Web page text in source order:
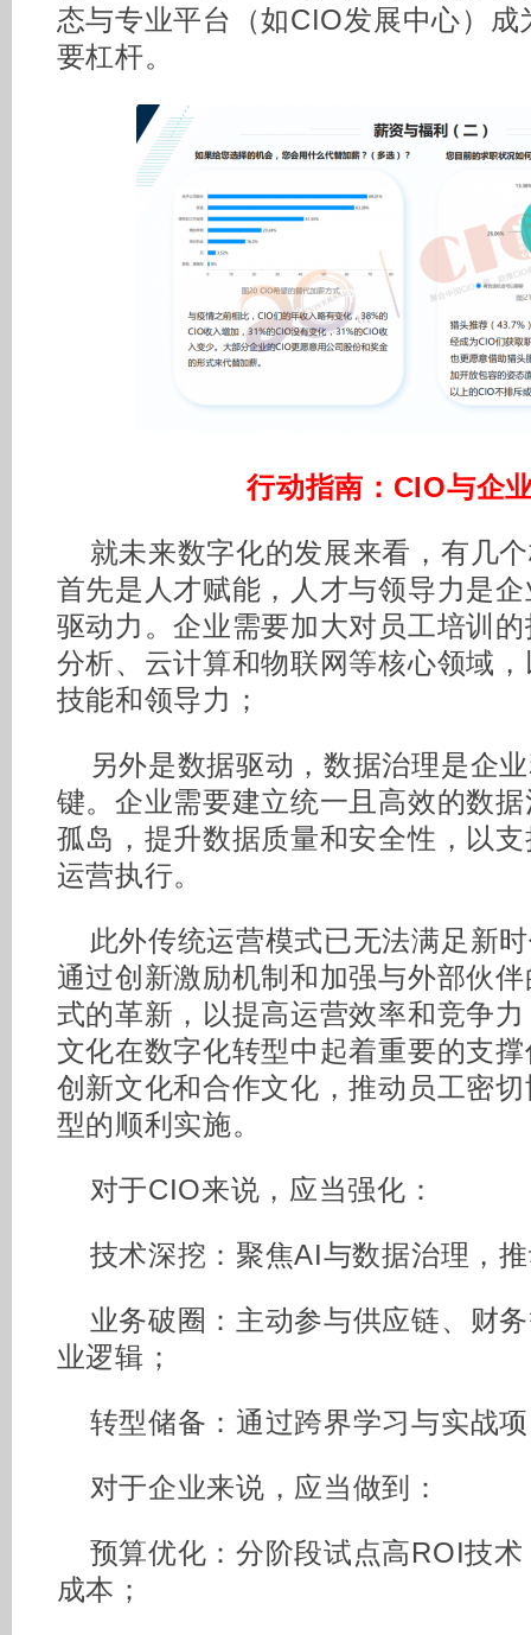
态与专业平台（如CIO发展中心）
要杠杆。
行动指南：CIO与企
就未来数字化的发展来看，有几
首先是人才赋能，人才与领导力是
驱动力。企业需要加大对员工培训
分析、云计算和物联网等核心领域
技能和领导力；
另外是数据驱动，数据治理是企
键。企业需要建立统一且高效的数
孤岛，提升数据质量和安全性，以
运营执行。
此外传统运营模式已无法满足新
通过创新激励机制和加强与外部伙
式的革新，以提高运营效率和竞争
文化在数字化转型中起着重要的支
创新文化和合作文化，推动员工密
型的顺利实施。
对于CIO来说，应当强化：
技术深挖：聚焦AI与数据治理，
业务破圈：主动参与供应链、财
业逻辑；
转型储备：通过跨界学习与实战
对于企业来说，应当做到：
预算优化：分阶段试点高ROI技
成本；